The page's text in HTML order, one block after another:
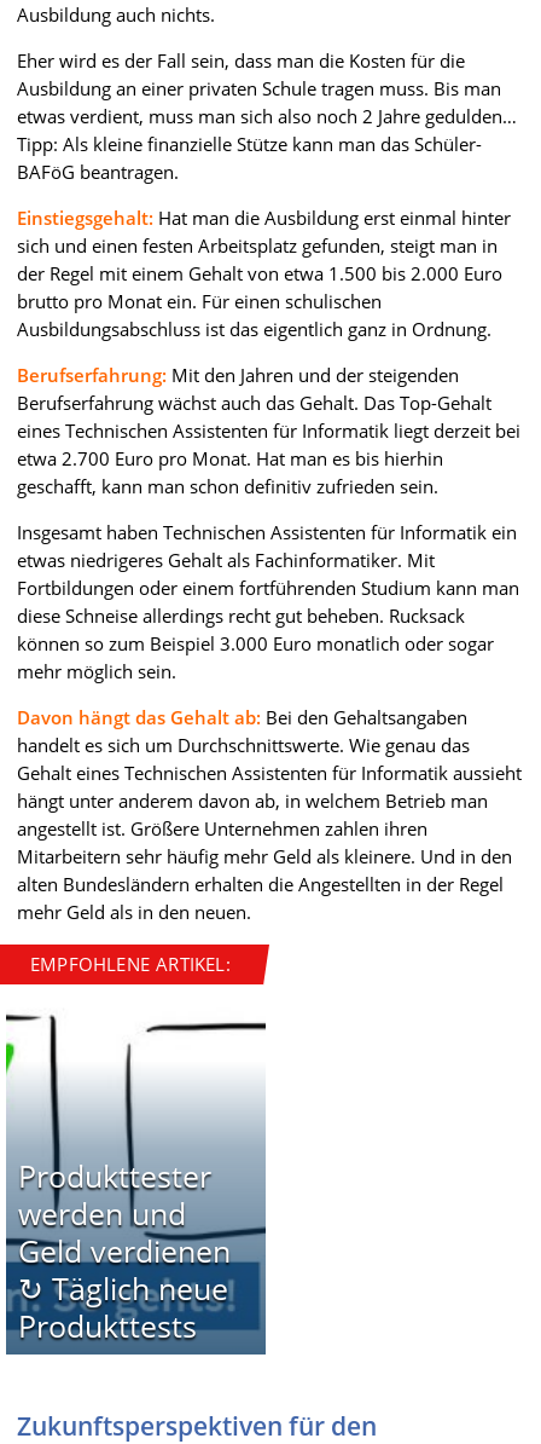
Ausbildung auch nichts.
Eher wird es der Fall sein, dass man die Kosten für die
Ausbildung an einer privaten Schule tragen muss. Bis man
etwas verdient, muss man sich also noch 2 Jahre gedulden…
Tipp: Als kleine finanzielle Stütze kann man das Schüler-
BAFöG beantragen.
Einstiegsgehalt: Hat man die Ausbildung erst einmal hinter
sich und einen festen Arbeitsplatz gefunden, steigt man in
der Regel mit einem Gehalt von etwa 1.500 bis 2.000 Euro
brutto pro Monat ein. Für einen schulischen
Ausbildungsabschluss ist das eigentlich ganz in Ordnung.
Berufserfahrung: Mit den Jahren und der steigenden
Berufserfahrung wächst auch das Gehalt. Das Top-Gehalt
eines Technischen Assistenten für Informatik liegt derzeit bei
etwa 2.700 Euro pro Monat. Hat man es bis hierhin
geschafft, kann man schon definitiv zufrieden sein.
Insgesamt haben Technischen Assistenten für Informatik ein
etwas niedrigeres Gehalt als Fachinformatiker. Mit
Fortbildungen oder einem fortführenden Studium kann man
diese Schneise allerdings recht gut beheben. Rucksack
können so zum Beispiel 3.000 Euro monatlich oder sogar
mehr möglich sein.
Davon hängt das Gehalt ab: Bei den Gehaltsangaben
handelt es sich um Durchschnittswerte. Wie genau das
Gehalt eines Technischen Assistenten für Informatik aussieht
hängt unter anderem davon ab, in welchem Betrieb man
angestellt ist. Größere Unternehmen zahlen ihren
Mitarbeitern sehr häufig mehr Geld als kleinere. Und in den
alten Bundesländern erhalten die Angestellten in der Regel
mehr Geld als in den neuen.
EMPFOHLENE ARTIKEL:
Produkttester
werden und
Geld verdienen
↻ Täglich neue
Produkttests
Zukunftsperspektiven für den